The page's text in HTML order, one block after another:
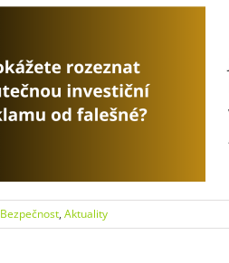
Bezpečnost, Aktuality